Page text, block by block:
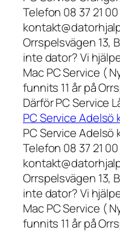
Telefon 08 37 21
Orrspelsvägen 13,
inte dator? Vi
Mac PC Service (
funnits 11 år på
Därför PC Service
PC Service Adelsö
PC Service Adelsö
Telefon 08 37 21
Orrspelsvägen 13,
inte dator? Vi
Mac PC Service (
funnits 11 år på